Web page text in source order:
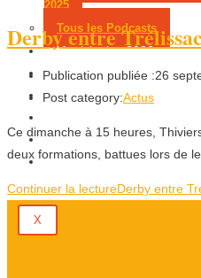
2025
Tous les Podcasts
Municipales 2026
Jeux
Partenaires
Évènements
Contact
X
Derby entre
Publication publiée :26
Post category:Actus
Ce dimanche à 15 heures,
deux formations, battues lors de
Continuer la lectureDerby entre